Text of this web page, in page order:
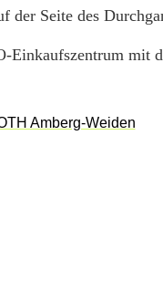
der Seite des
mit